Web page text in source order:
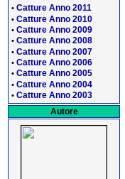
• Catture Anno 2011
• Catture Anno 2010
• Catture Anno 2009
• Catture Anno 2008
• Catture Anno 2007
• Catture Anno 2006
• Catture Anno 2005
• Catture Anno 2004
• Catture Anno 2003
Autore